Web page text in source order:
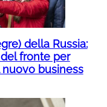
della Russia:
fronte per
business